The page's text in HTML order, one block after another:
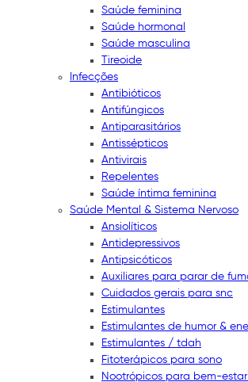
Saúde feminina
Saúde hormonal
Saúde masculina
Tireoide
Infecções
Antibióticos
Antifúngicos
Antiparasitários
Antissépticos
Antivirais
Repelentes
Saúde íntima feminina
Saúde Mental & Sistema Nervoso
Ansiolíticos
Antidepressivos
Antipsicóticos
Auxiliares para parar de
Cuidados gerais para snc
Estimulantes
Estimulantes de humor &
Estimulantes / tdah
Fitoterápicos para sono
Nootrópicos para bem-estar